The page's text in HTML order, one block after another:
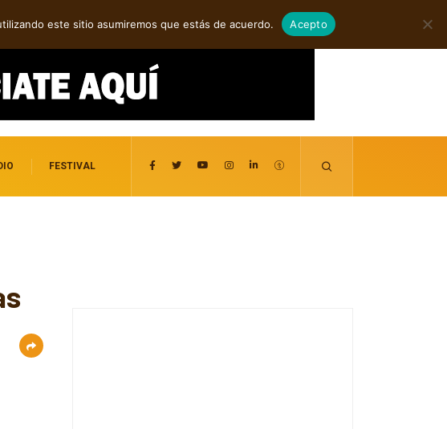
agosto 8, 2026
FESTIVAL
este sitio asumiremos que estás de acuerdo. Acepto